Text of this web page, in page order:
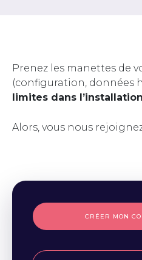
Prenez les manettes de
(configuration, données
limites dans
Alors, vous nous
CRÉER MON